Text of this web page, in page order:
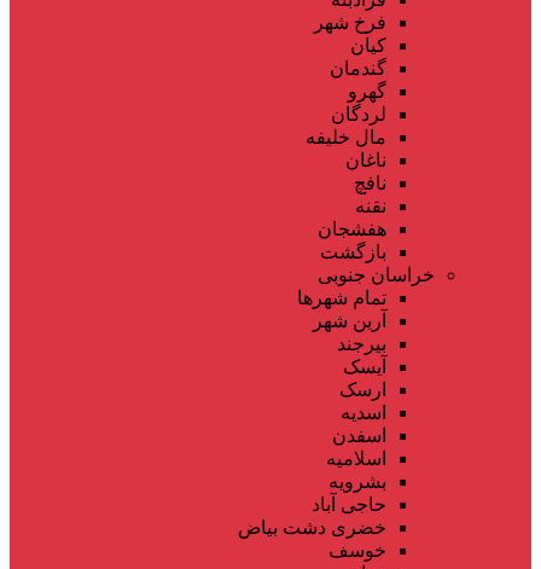
فرخ شهر
کیان
گندمان
گهرو
لردگان
مال خلیفه
ناغان
نافچ
نقنه
هفشجان
بازگشت
خراسان جنوبی
تمام شهر‌ها
آرین شهر
بیرجند
آیسک
ارسک
اسدیه
اسفدن
اسلامیه
بشرویه
حاجی آباد
خضری دشت بیاض
خوسف